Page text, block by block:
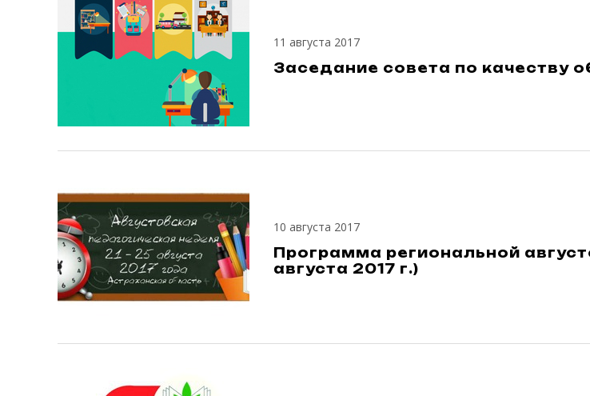
11 августа 2017
Заседание совета по качеству
10 августа 2017
Программа региональной
августа 2017 г.)